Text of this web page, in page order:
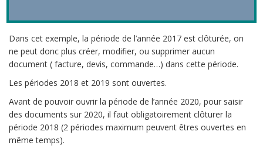
Dans cet exemple, la période de l’année 2017 est clôturée, on
ne peut donc plus créer, modifier, ou supprimer aucun
document ( facture, devis, commande…) dans cette période.
Les périodes 2018 et 2019 sont ouvertes.
Avant de pouvoir ouvrir la période de l’année 2020, pour saisir
des documents sur 2020, il faut obligatoirement clôturer la
période 2018 (2 périodes maximum peuvent êtres ouvertes en
même temps).